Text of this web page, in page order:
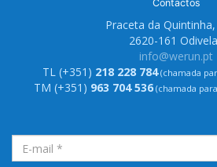
Contactos
Praceta da Quintinha,
2620-161
info@werun.pt
TL (+351) 218 228 784(chamada
TM (+351) 963 704 536 (chamada